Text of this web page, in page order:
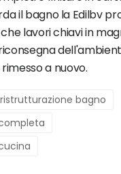
il bagno la Edilbv
lavori chiavi in
a nuovo.
ristrutturazione bagno